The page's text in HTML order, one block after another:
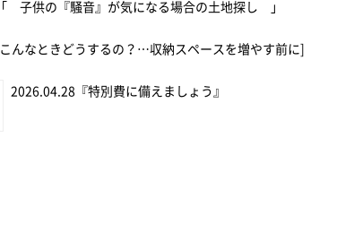
「 子供の『騒音』が気になる場合の土地探し 」
[こんなときどうするの？…収納スペースを増やす前に]
2026.04.28 『特別費に備えましょう』